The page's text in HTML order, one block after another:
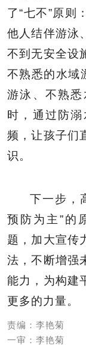
了“七不”原则
他人结伴游泳
不到无安全设
不熟悉的水域
游泳、不熟
时，通过防
频，让孩子们
识。
下一步，
预防为主”的
题，加大宣传
法，不断增强
能力，为构建
更多的力量。
责编：李艳菊
一审：李艳菊